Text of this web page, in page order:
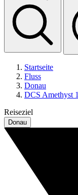
Startseite
Fluss
Donau
DCS Amethyst 1
Reiseziel
Donau